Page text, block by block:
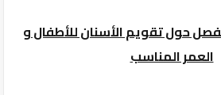
حول تقويم الأسنان للأطفال و
العمر المناسب